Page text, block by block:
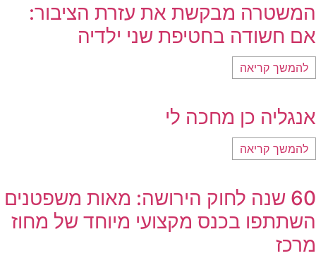
המשטרה מבקשת את עזרת הציבור:
אם חשודה בחטיפת שני ילדיה
להמשך קריאה
אנגליה כן מחכה לי
להמשך קריאה
60 שנה לחוק הירושה: מאות משפטנים
השתתפו בכנס מקצועי מיוחד של מחוז
מרכז